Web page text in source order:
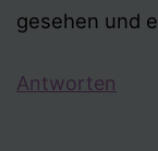
gesehen und
Antworten